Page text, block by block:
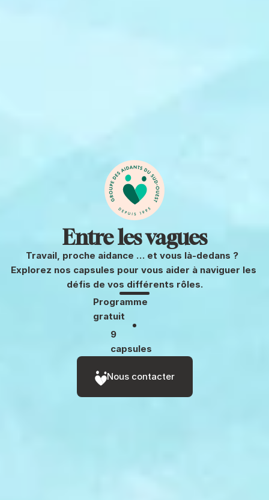
Entre les vagues
Travail, proche aidance … et vous là-dedans ?
Explorez nos capsules pour vous aider à naviguer les
défis de vos différents rôles.
Programme
gratuit
9
capsules
Nous contacter